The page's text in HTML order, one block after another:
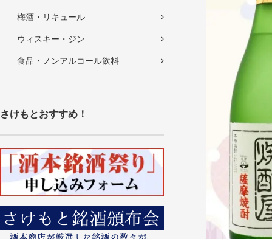
梅酒・リキュール
ウィスキー・ジン
食品・ノンアルコール飲料
さけもとおすすめ！